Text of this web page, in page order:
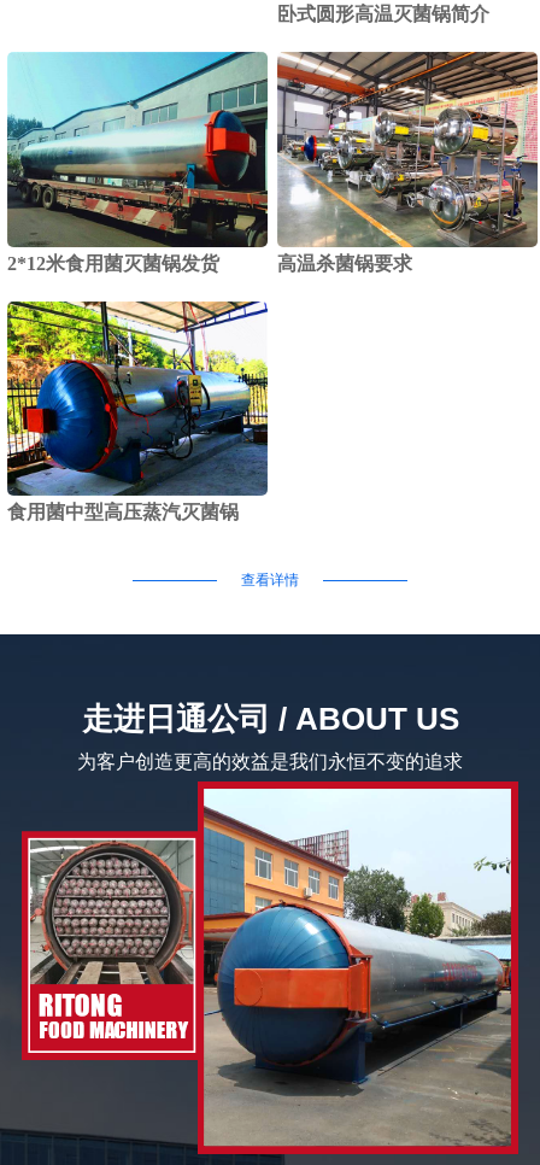
卧式圆形高温灭菌锅简介
2*12米食用菌灭菌锅发货 高温杀菌锅要求
食用菌中型高压蒸汽灭菌锅
查看详情
走进日通公司 / ABOUT US
为客户创造更高的效益是我们永恒不变的追求